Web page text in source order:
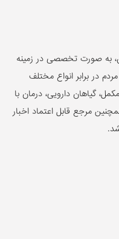
به صورت تخصصی در زمینه
در برابر انواع مختلف
گیاهان دارویی، درمان با
مرجع قابل اعتماد اخبار